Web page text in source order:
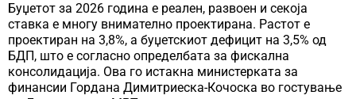
Буџетот за 2026 година е реален, развоен и секоја
ставка е многу внимателно проектирана. Растот е
проектиран на 3,8%, а буџетскиот дефицит на 3,5% од
БДП, што е согласно определбата за фискална
консолидација. Ова го истакна министерката за
финансии Гордана Димитриеска-Кочоска во гостување